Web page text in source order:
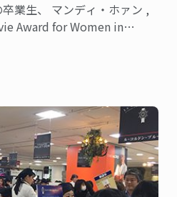
業生、 マンディ・ホァン ,
Award for Women in